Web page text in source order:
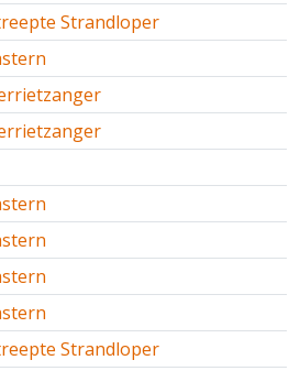
Strandloper
Strandloper